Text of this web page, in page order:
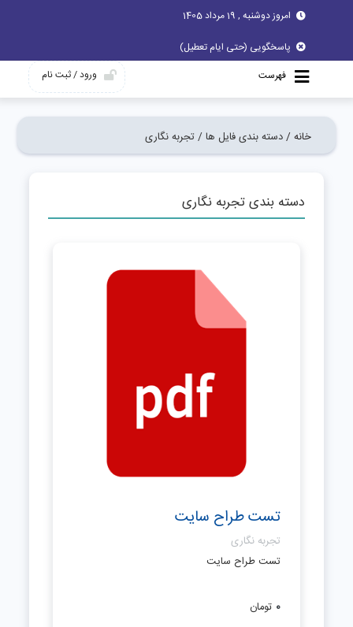
امروز دوشنبه , 19 مرداد 1405
پاسخگویی (حتی ایام تعطیل)
فهرست
ورود / ثبت نام
خانه / دسته بندی فایل ها / تجربه نگاری
دسته بندی تجربه نگاری
تست طراح سایت
تجربه نگاری
تست طراح سایت
0 تومان